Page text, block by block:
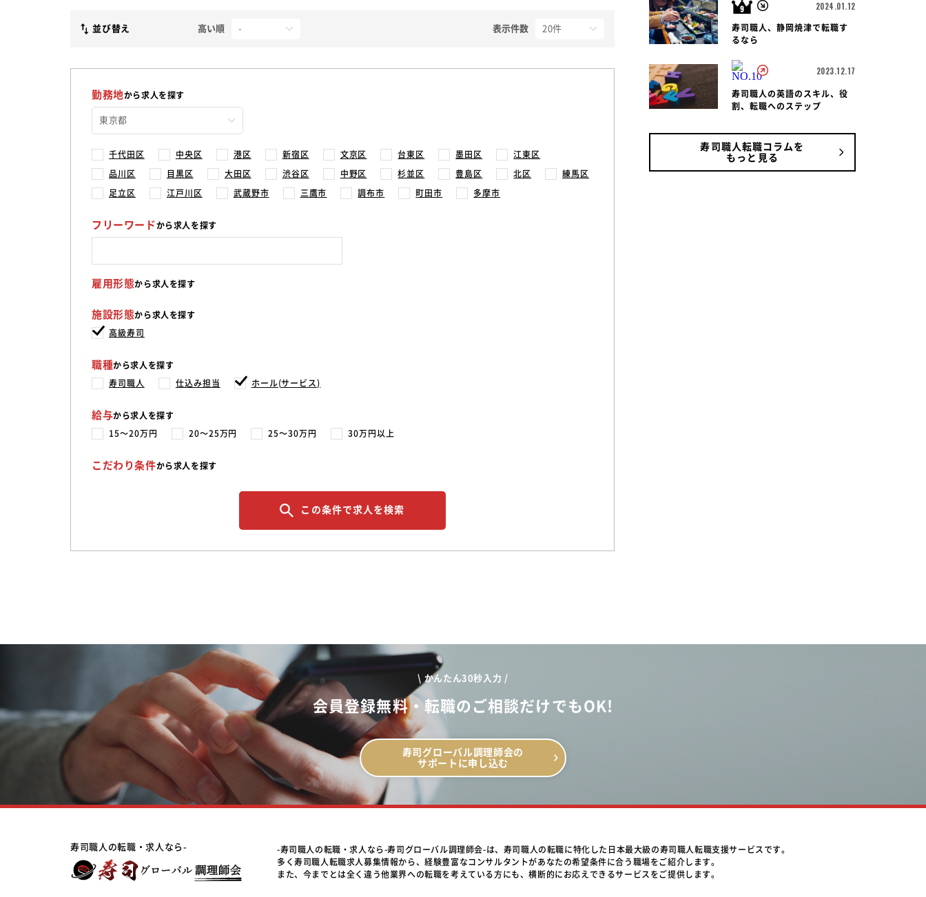
並び替え 高い順 表示件数
勤務地から求人を探す
千代田区 中央区 港区 新宿区 文京区 台東区 墨田区 江東区
品川区 目黒区 大田区 渋谷区 中野区 杉並区 豊島区 北区 練馬区
足立区 江戸川区 武蔵野市 三鷹市 調布市 町田市 多摩市
フリーワードから求人を探す
雇用形態から求人を探す
施設形態から求人を探す
高級寿司
職種から求人を探す
寿司職人 仕込み担当 ホール(サービス)
給与から求人を探す
15〜20万円 20〜25万円 25〜30万円 30万円以上
こだわり条件から求人を探す
この条件で求人を検索
2024.01.12
寿司職人、静岡焼津で転職す
るなら
2023.12.17
寿司職人の英語のスキル、役
割、転職へのステップ
寿司職人転職コラムを
もっと見る
\ かんたん30秒入力 /
会員登録無料・転職のご相談だけでもOK!
寿司グローバル調理師会の
サポートに申し込む
寿司職人の転職・求人なら-
-寿司職人の転職・求人なら-寿司グローバル調理師会-は、寿司職人の転職に特化した日本最大級の寿司職人転職支援サービスです。
多く寿司職人転職求人募集情報から、経験豊富なコンサルタントがあなたの希望条件に合う職場をご紹介します。
また、今までとは全く違う他業界への転職を考えている方にも、横断的にお応えできるサービスをご提供します。